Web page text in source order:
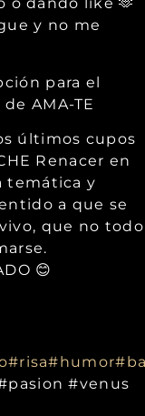
y no me
para el
AMA-TE
últimos cupos
Renacer en
temática y
a que se
que no todo
😊
#risa#humor
#venus